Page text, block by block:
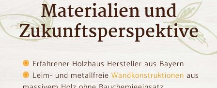
Materialien und
Zukunftsperspektive
Erfahrener Holzhaus Hersteller aus Bayern
Leim- und metallfreie Wandkonstruktionen aus